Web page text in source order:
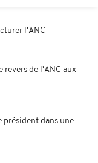
l'ANC
revers de l'ANC aux
président dans une